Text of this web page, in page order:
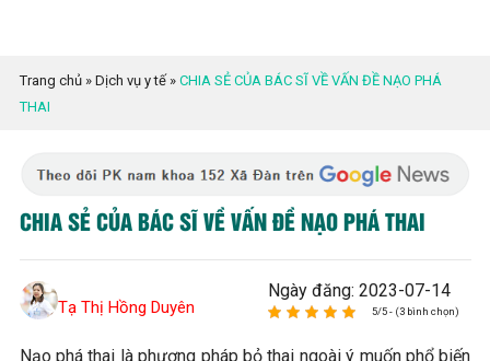
Trang chủ» Dịch vụ y tế» CHIA SẺ CỦA BÁC SĨ VỀ VẤN ĐỀ NẠO PHÁ
THAI
CHIA SẺ CỦA BÁC SĨ VỀ VẤN ĐỀ NẠO PHÁ THAI
Tạ Thị Hồng Duyên
Ngày đăng: 2023-07-14
5/5 - (3 bình chọn)
Nạo phá thai là phương pháp bỏ thai ngoài ý muốn phổ biến